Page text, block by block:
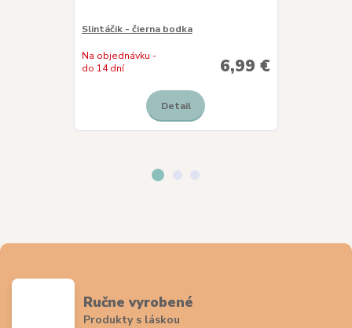
Slintáčik - čierna bodka
6,99 €
Na objednávku -
do 14 dní
Detail
Ručne vyrobené
Produkty s láskou